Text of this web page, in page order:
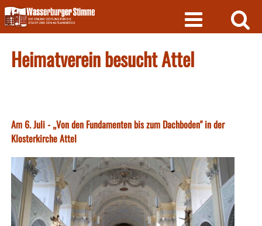
Skip
to
content
Heimatverein besucht Attel
Am 6. Juli - „Von den Fundamenten bis zum Dachboden" in der
Klosterkirche Attel